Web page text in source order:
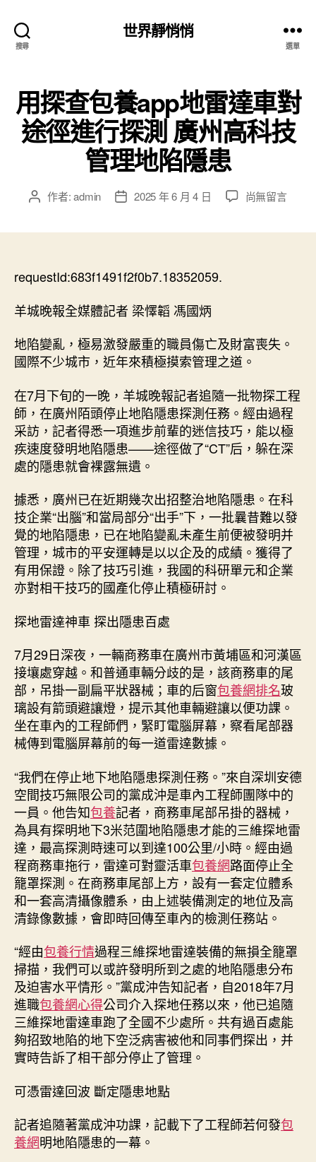
搜尋
世界靜悄悄
選單
用探查包養app地雷達車對
途徑進行探測 廣州高科技
管理地陷隱患
文 作者:admin
文
期
2025 年 6 月 4 日
在
達
車
對
徑
進
行
探
州
高
科
技
管
理
中
尚無留言
requestId:683f1491f2f0b7.18352059.
羊城晚報全媒體記者 梁懌韜 馮國炳
地陷變亂，極易激發嚴重的職員傷亡及財富喪失。
國際不少城市，近年來積極摸索管理之道。
在7月下旬的一晚，羊城晚報記者追隨一批物探工程
師，在廣州陌頭停止地陷隱患探測任務。經由過程
采訪，記者得悉一項進步前輩的迷信技巧，能以極
疾速度發明地陷隱患——途徑做了“CT”后，躲在深
處的隱患就會裸露無遺。
據悉，廣州已在近期幾次出招整治地陷隱患。在科
技企業“出腦”和當局部分“出手”下，一批曩昔難以發
覺的地陷隱患，已在地陷變亂未產生前便被發明并
管理，城市的平安運轉是以以企及的成績。獲得了
有用保證。除了技巧引進，我國的科研單元和企業
亦對相干技巧的國產化停止積極研討。
探地雷達神車 探出隱患百處
7月29日深夜，一輛商務車在廣州市黃埔區和河漢區
接壤處穿越。和普通車輛分歧的是，該商務車的尾
部，吊掛一副扁平狀器械；車的后窗包養網排名玻
璃設有箭頭避讓燈，提示其他車輛避讓以便功課。
坐在車內的工程師們，緊盯電腦屏幕，察看尾部器
械傳到電腦屏幕前的每一道雷達數據。
“我們在停止地下地陷隱患探測任務。”來自深圳安德
空間技巧無限公司的黨成沖是車內工程師團隊中的
一員。他告知包養記者，商務車尾部吊掛的器械，
為具有探明地下3米范圍地陷隱患才能的三維探地雷
達，最高探測時速可以到達100公里/小時。經由過
程商務車拖行，雷達可對靈活車包養網路面停止全
籠罩探測。在商務車尾部上方，設有一套定位體系
和一套高清攝像體系，由上述裝備測定的地位及高
清錄像數據，會即時回傳至車內的檢測任務站。
“經由包養行情過程三維探地雷達裝備的無損全籠罩
掃描，我們可以或許發明所到之處的地陷隱患分布
及迫害水平情形。”黨成沖告知記者，自2018年7月
進職包養網心得公司介入探地任務以來，他已追隨
三維探地雷達車跑了全國不少處所。共有過百處能
夠招致地陷的地下空泛病害被他和同事們探出，并
實時告訴了相干部分停止了管理。
可憑雷達回波 斷定隱患地點
記者追隨著黨成沖功課，記載下了工程師若何發包
養網明地陷隱患的一幕。